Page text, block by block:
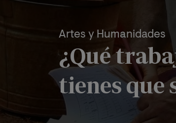
Artes y Humanidades
¿Qué
tienes que